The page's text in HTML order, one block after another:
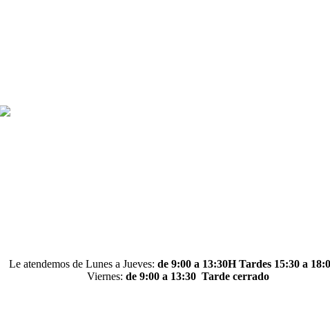
Le atendemos de Lunes a Jueves: de 9:00 a 13:30H Tardes 15:30 a
Viernes: de 9:00 a 13:30 Tarde cerrado